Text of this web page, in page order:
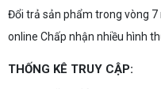
"Mắc
bến
nhớ
Build
Đổi trả sản phẩm trong vòng
online Chấp nhận nhiều hình
THỐNG KÊ TRUY CẬP: